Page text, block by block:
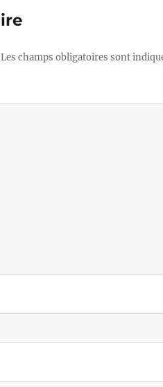
Les champs obligatoires sont